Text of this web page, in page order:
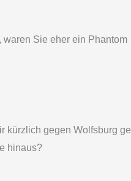
waren Sie eher ein
gegen Wolfsburg
hinaus?